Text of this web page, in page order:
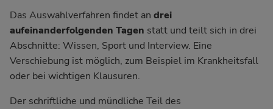
Das Auswahlverfahren findet an drei
aufeinanderfolgenden Tagen statt und teilt sich in drei
Abschnitte: Wissen, Sport und Interview. Eine
Verschiebung ist möglich, zum Beispiel im Krankheitsfall
oder bei wichtigen Klausuren.
Der schriftliche und mündliche Teil des